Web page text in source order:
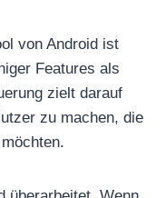
von Android ist
Features als
zielt darauf
zu machen, die